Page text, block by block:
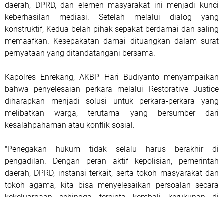
daerah, DPRD, dan elemen masyarakat ini menjadi kunci
keberhasilan mediasi. Setelah melalui dialog yang
konstruktif, Kedua belah pihak sepakat berdamai dan saling
memaafkan. Kesepakatan damai dituangkan dalam surat
pernyataan yang ditandatangani bersama.
Kapolres Enrekang, AKBP Hari Budiyanto menyampaikan
bahwa penyelesaian perkara melalui Restorative Justice
diharapkan menjadi solusi untuk perkara-perkara yang
melibatkan warga, terutama yang bersumber dari
kesalahpahaman atau konflik sosial.
"Penegakan hukum tidak selalu harus berakhir di
pengadilan. Dengan peran aktif kepolisian, pemerintah
daerah, DPRD, instansi terkait, serta tokoh masyarakat dan
tokoh agama, kita bisa menyelesaikan persoalan secara